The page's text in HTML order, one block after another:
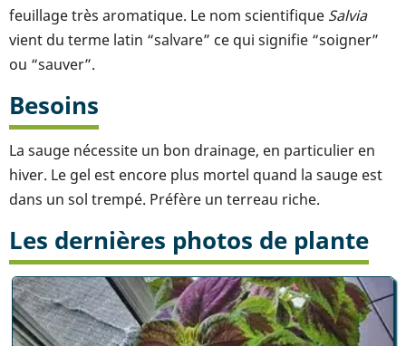
feuillage très aromatique. Le nom scientifique Salvia
vient du terme latin “salvare” ce qui signifie “soigner”
ou “sauver”.
Besoins
La sauge nécessite un bon drainage, en particulier en
hiver. Le gel est encore plus mortel quand la sauge est
dans un sol trempé. Préfère un terreau riche.
Les dernières photos de plante